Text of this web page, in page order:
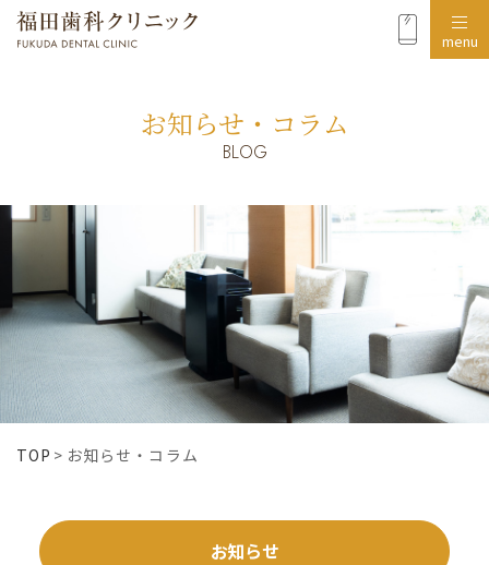
menu
お知らせ・コラム
BLOG
TOP > お知らせ・コラム
お知らせ